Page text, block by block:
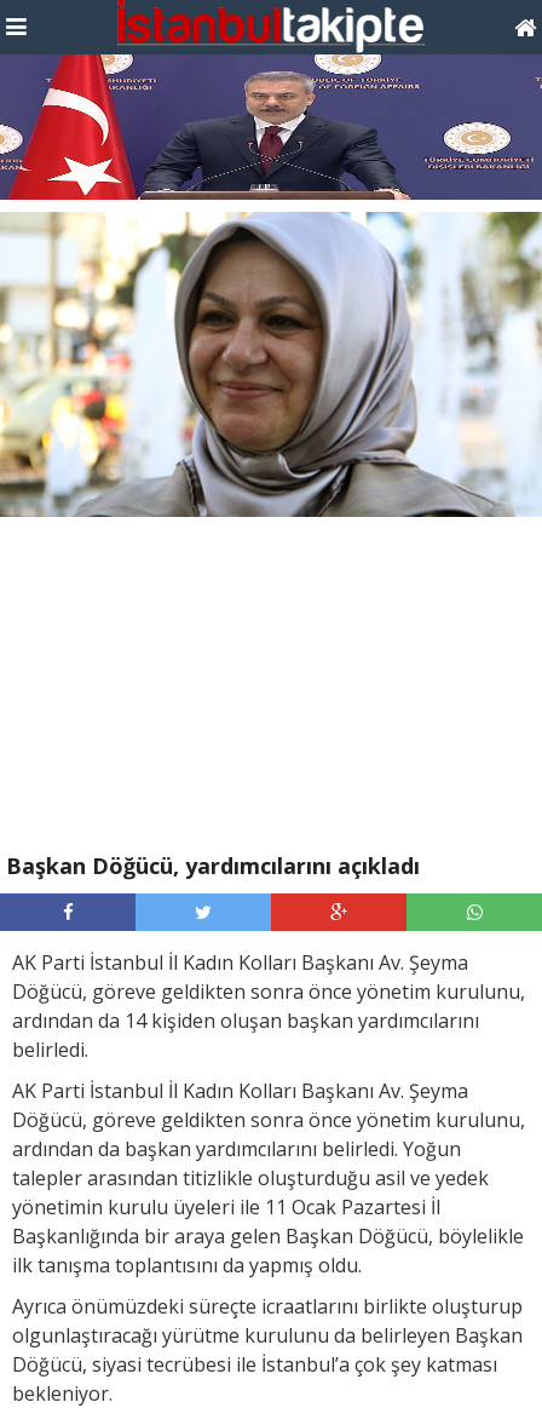
Başkan Döğücü, yardımcılarını açıkladı
AK Parti İstanbul İl Kadın Kolları Başkanı Av. Şeyma
Döğücü, göreve geldikten sonra önce yönetim kurulunu,
ardından da 14 kişiden oluşan başkan yardımcılarını
belirledi.
AK Parti İstanbul İl Kadın Kolları Başkanı Av. Şeyma
Döğücü, göreve geldikten sonra önce yönetim kurulunu,
ardından da başkan yardımcılarını belirledi. Yoğun
talepler arasından titizlikle oluşturduğu asil ve yedek
yönetimin kurulu üyeleri ile 11 Ocak Pazartesi İl
Başkanlığında bir araya gelen Başkan Döğücü, böylelikle
ilk tanışma toplantısını da yapmış oldu.
Ayrıca önümüzdeki süreçte icraatlarını birlikte oluşturup
olgunlaştıracağı yürütme kurulunu da belirleyen Başkan
Döğücü, siyasi tecrübesi ile İstanbul’a çok şey katması
bekleniyor.